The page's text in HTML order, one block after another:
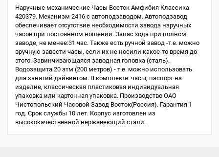
Наручные механические Часы Восток Амфибия Классика
420379. Механизм 2416 с автоподзаводом. Автоподзавод
обеспечивает отсутствие необходимости завода наручных
часов при постоянном ношении. Запас хода при полном
заводе, не менее:31 час. Также есть ручной завод -т.е. можно
вручную завести часы, если их не носили какое-то время до
этого. Завинчивающаяся заводная головка (сталь).
Водозащита 20 атм (200 метров) - т.е. можно использовать
для занятий дайвингом. В комплекте: часы, паспорт на
изделие, классическая пластиковая индивидуальная
упаковка или картонная упаковка. Производство ОАО
Чистопольский Часовой Завод Восток(Россия). Гарантия 1
год. Срок службы 10 лет. Корпус изготовлен из
высококачественной нержавеющий стали.